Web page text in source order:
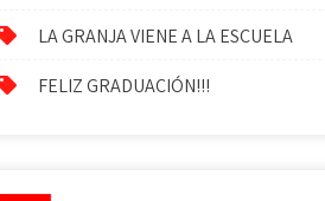
LA GRANJA VIENE A LA ESCUELA
FELIZ GRADUACIÓN!!!